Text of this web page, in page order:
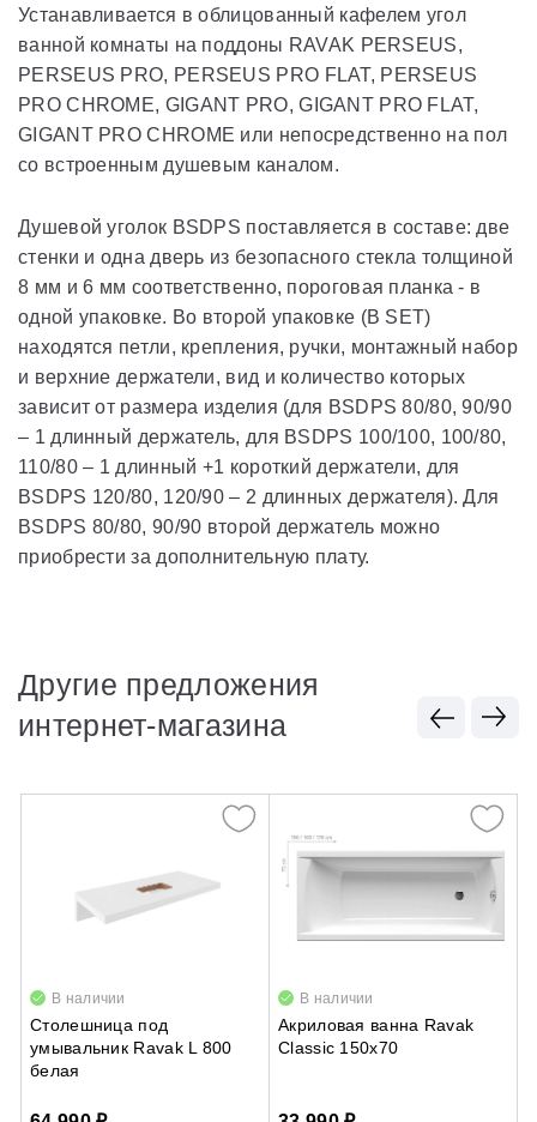
Устанавливается в облицованный кафелем угол
ванной комнаты на поддоны RAVAK PERSEUS,
PERSEUS PRO, PERSEUS PRO FLAT, PERSEUS
PRO CHROME, GIGANT PRO, GIGANT PRO FLAT,
GIGANT PRO CHROME или непосредственно на пол
со встроенным душевым каналом.
Душевой уголок BSDPS поставляется в составе: две
стенки и одна дверь из безопасного стекла толщиной
8 мм и 6 мм соответственно, пороговая планка - в
одной упаковке. Во второй упаковке (B SET)
находятся петли, крепления, ручки, монтажный набор
и верхние держатели, вид и количество которых
зависит от размера изделия (для BSDPS 80/80, 90/90
– 1 длинный держатель, для BSDPS 100/100, 100/80,
110/80 – 1 длинный +1 короткий держатели, для
BSDPS 120/80, 120/90 – 2 длинных держателя). Для
BSDPS 80/80, 90/90 второй держатель можно
приобрести за дополнительную плату.
Другие предложения
интернет-магазина
В наличии
Столешница под
умывальник Ravak L 800
белая
В наличии
Акриловая ванна Ravak
Classic 150x70